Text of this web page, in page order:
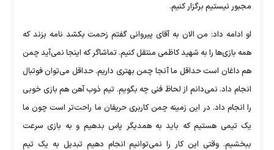
مجبور نیستیم برگزار کنیم.
او ادامه داد: من الان به آقای پیروانی گفتم زحمت بکشد نامه بزند که
همه بازی‌ها را به شهید کاظمی منتقل کنیم. تماشاگر که اینجا نمی‌آید چمن
هم داغان است حداقل ما آنجا چمن بهتری داریم. حداقل می‌توان فوتبال
انجام داد. نمی‌دانم از لحاظ فنی چه بگویم. تیم ذوب آهن هم بازی خوبی
را انجام داد. در این زمینه چمن کاربری حریفان ما راحت‌تر است چون ما
یک تیمی هستیم که باید به همدیگر پاس بدهیم و به بازی سرعت
ببخشیم. وقتی این کار را نمی‌توانیم انجام دهیم تبدیل به یک تیم